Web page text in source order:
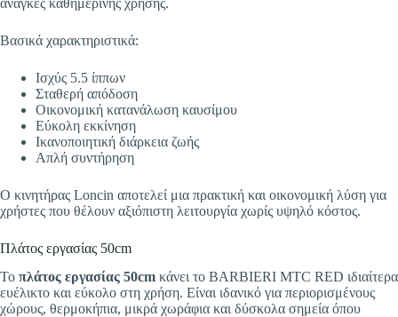
Βασικά χαρακτηριστικά:
Ισχύς 5.5 ίππων
Σταθερή απόδοση
Οικονομική κατανάλωση καυσίμου
Εύκολη εκκίνηση
Ικανοποιητική διάρκεια ζωής
Απλή συντήρηση
Ο κινητήρας Loncin αποτελεί μια πρακτική και οικονομική λύση για
χρήστες που θέλουν αξιόπιστη λειτουργία χωρίς υψηλό κόστος.
Πλάτος εργασίας 50cm
Το πλάτος εργασίας 50cm κάνει το BARBIERI MTC RED ιδιαίτερα
ευέλικτο και εύκολο στη χρήση. Είναι ιδανικό για περιορισμένους
χώρους, θερμοκήπια, μικρά χωράφια και δύσκολα σημεία όπου